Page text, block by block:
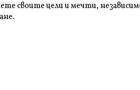
своите цели и мечти,